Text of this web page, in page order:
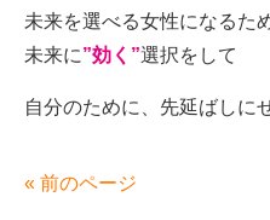
未来を選べる女性になるた
未来に”効く”選択をして
自分のために、先延ばしに
« 前のページ